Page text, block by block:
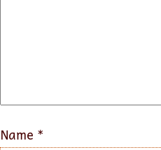
Name *